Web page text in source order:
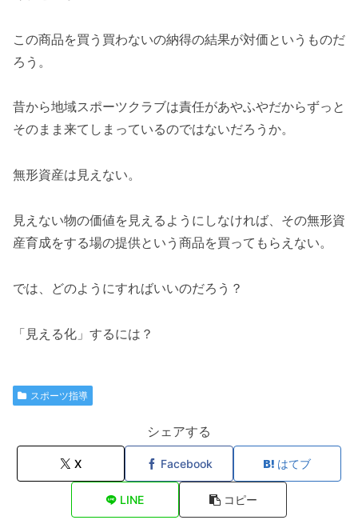
この商品を買う買わないの納得の結果が対価というものだ
ろう。
昔から地域スポーツクラブは責任があやふやだからずっと
そのまま来てしまっているのではないだろうか。
無形資産は見えない。
見えない物の価値を見えるようにしなければ、その無形資
産育成をする場の提供という商品を買ってもらえない。
では、どのようにすればいいのだろう？
「見える化」するには？
スポーツ指導
シェアする
X Facebook はてブ
LINE コピー